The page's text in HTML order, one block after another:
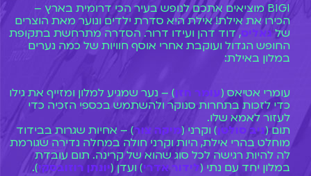
BIGI מוציאים אתכם לנופש בעיר הכי דרומית בארץ –
הכירו את אילת! אילת היא סדרת ילדים ונוער מאת הוצרים
של גאליס, דוד דהן ועידו דרור. הסדרה מתרחשת בתקופת
החופש הגדול ועוקבת אחרי אוסף חוויות של כמה נערים
במלון באילת:
עומרי אטיאס (עומר חזן) – נער שמגיע למלון ומזייף את גילו
כדי לזכות בתחרות סנוקר ולהשתמש בכספי הזכיה כדי
לעזור לאמא שלו.
תום (ניב סולטן) וקרני (מיקה צור) – אחיות שגרות בבידוד
מוחלט בהרי אילת, היות וקרני חולה במחלה נדירה שגורמת
לה להיות רגישה לכל סוג שהוא של קרינה. תום עובדת
במלון יחד עם נתי (לידור אדרי) ועדן (יונתן רוזובסקי).